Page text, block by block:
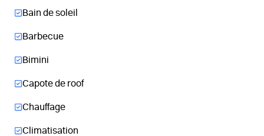
Bain de soleil
Barbecue
Bimini
Capote de roof
Chauffage
Climatisation